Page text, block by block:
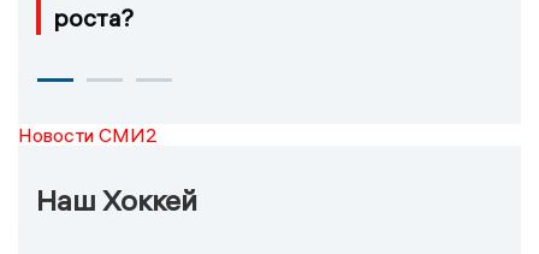
роста?
Новости СМИ2
Наш Хоккей